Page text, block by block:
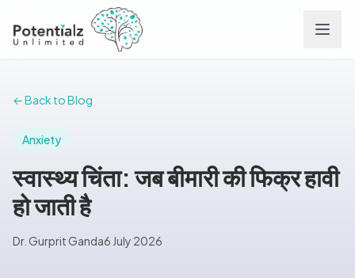
Careers
← Back to Blog
Anxiety
स्वास्थ्य चिंता: जब बीमारी की फिक्र हावी
हो जाती है
Dr. Gurprit Ganda6 July 2026